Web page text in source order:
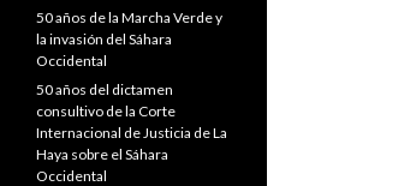
50 años de la Marcha Verde y
la invasión del Sáhara
Occidental
50 años del dictamen
consultivo de la Corte
Internacional de Justicia de La
Haya sobre el Sáhara
Occidental